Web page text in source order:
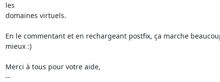
les
domaines virtuels.
En le commentant et en rechargeant postfix, ça marche
mieux :)
Merci à tous pour votre aide,
--